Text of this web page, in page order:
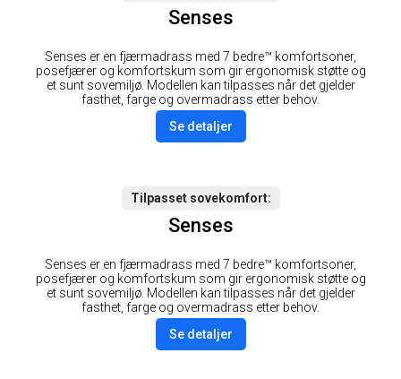
Senses
Senses er en fjærmadrass med 7 bedre™ komfortsoner,
posefjærer og komfortskum som gir ergonomisk støtte og
et sunt sovemiljø. Modellen kan tilpasses når det gjelder
fasthet, farge og overmadrass etter behov.
Se detaljer
Tilpasset sovekomfort
Senses
Senses er en fjærmadrass med 7 bedre™ komfortsoner,
posefjærer og komfortskum som gir ergonomisk støtte og
et sunt sovemiljø. Modellen kan tilpasses når det gjelder
fasthet, farge og overmadrass etter behov.
Se detaljer